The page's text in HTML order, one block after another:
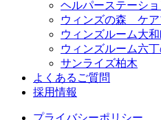
ヘルパーステーシ
ウィンズの森 ケア
ウィンズルーム大
ウィンズルーム六丁
サンライズ柏木
よくあるご質問
採用情報
プライバシーポリシー